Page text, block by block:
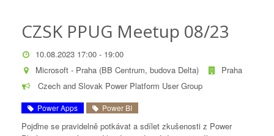
CZSK PPUG Meetup 08/23
10.08.2023 17:00 - 19:00
Microsoft - Praha (BB Centrum, budova Delta)
Praha
Czech and Slovak Power Platform User Group
Power Apps Power BI
Pojďme se pravidelně potkávat a sdílet zkušenosti z Power